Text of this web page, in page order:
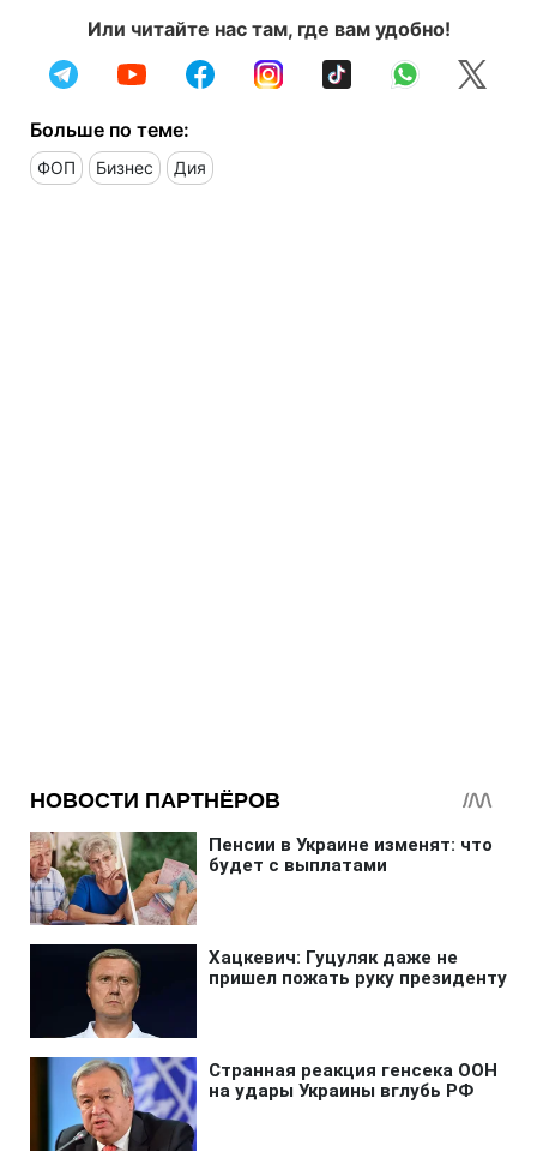
Или читайте нас там, где вам удобно!
Больше по теме:
ФОП Бизнес Дия